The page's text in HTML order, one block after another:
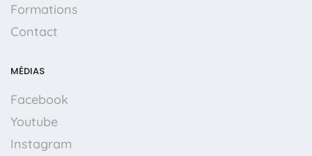
Formations
Contact
MÉDIAS
Facebook
Youtube
Instagram